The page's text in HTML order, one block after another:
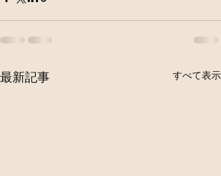
最新記事 すべて表示